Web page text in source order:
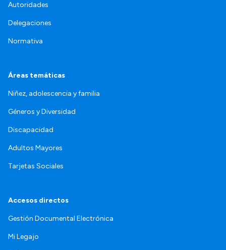
Autoridades
Delegaciones
Normativa
Áreas temáticas
Niñez, adolescencia y familia
Géneros y Diversidad
Discapacidad
Adultos Mayores
Tarjetas Sociales
Accesos directos
Gestión Documental Electrónica
Mi Legajo